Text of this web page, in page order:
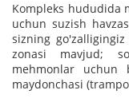
Kompleks hududida
uchun suzish
sizning
zonasi mavjud;
mehmonlar uchun
maydonchasi